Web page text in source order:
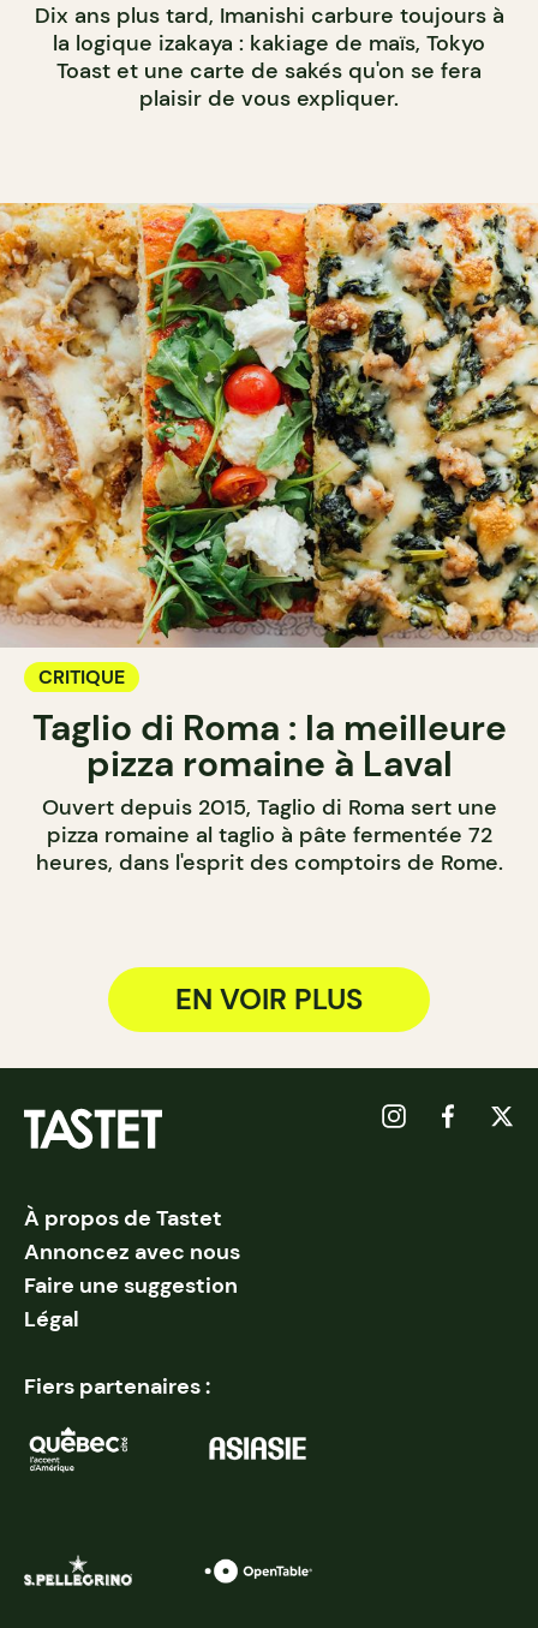
Dix ans plus tard, Imanishi carbure toujours à
la logique izakaya : kakiage de maïs, Tokyo
Toast et une carte de sakés qu'on se fera
plaisir de vous expliquer.
CRITIQUE
Taglio di Roma : la meilleure
pizza romaine à Laval
Ouvert depuis 2015, Taglio di Roma sert une
pizza romaine al taglio à pâte fermentée 72
heures, dans l'esprit des comptoirs de Rome.
EN VOIR PLUS
À propos de Tastet
Annoncez avec nous
Faire une suggestion
Légal
Fiers partenaires :